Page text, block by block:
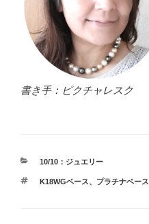
書き手：ピクチャレスク
カ
ゴ
10/10：ジュエリー
タ
K18WGベース、 プラチナベース